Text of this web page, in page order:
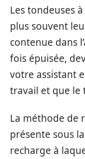
Les tondeuses
plus souvent
contenue dans
fois épuisée,
votre assistant
travail et que le
La méthode de
présente sous
recharge à